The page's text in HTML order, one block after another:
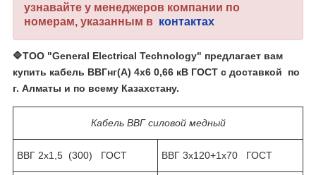
узнавайте у менеджеров компании по
номерам, указанным в контактах
🔷ТОО "General Electrical Technology" предлагает вам
купить кабель ВВГнг(А) 4х6 0,66 кВ ГОСТ с доставкой по
г. Алматы и по всему Казахстану.
Кабель ВВГ силовой медный
ВВГ 2х1,5 (300) ГОСТ ВВГ 3х120+1х70 ГОСТ